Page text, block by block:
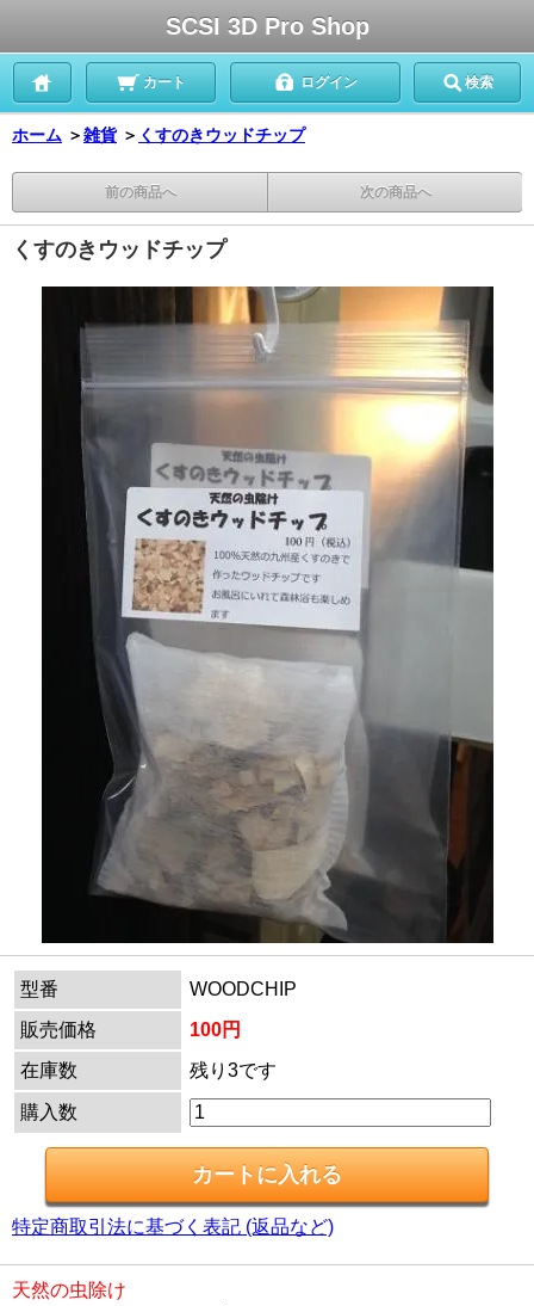
SCSI 3D Pro Shop
カート ログイン 検索
ホーム ＞雑貨 ＞ くすのきウッドチップ
前の商品へ 次の商品へ
くすのきウッドチップ
型番
WOODCHIP
販売価格
100円
在庫数
残り3です
購入数
特定商取引法に基づく表記 (返品など)
天然の虫除け